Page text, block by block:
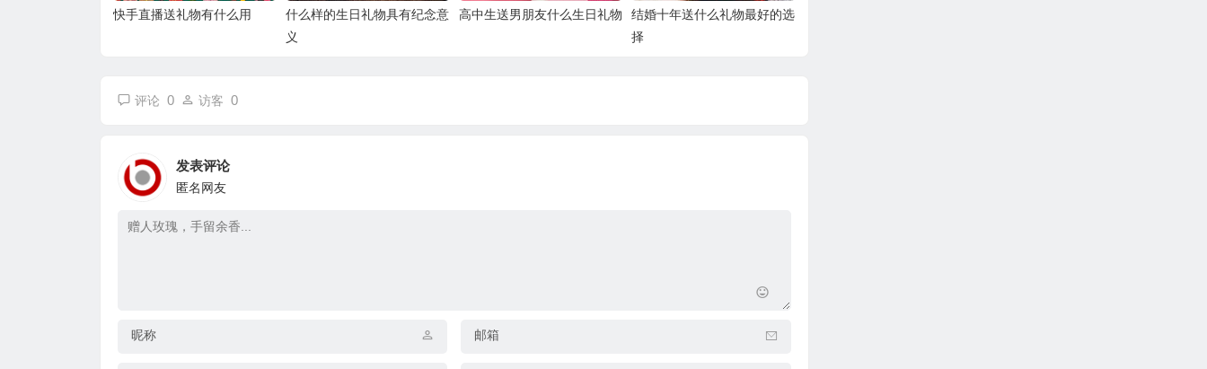
快手直播送礼物有什么用
什么样的生日礼物具有纪念意
义
高中生送男朋友什么生日礼物
结婚十年送什么礼物最好的选
择
评论 0 访客 0
发表评论
匿名网友
昵称 邮箱